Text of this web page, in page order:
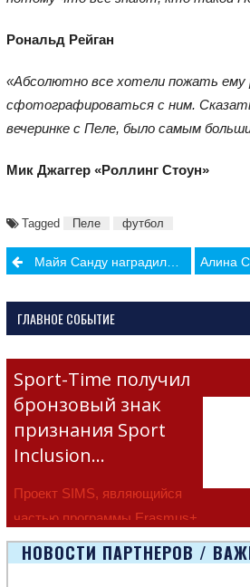
Рональд Рейган
«Абсолютно все хотели пожать ему
сфотографироваться с ним.
вечеринке с Пеле, было самым
Мик Джаггер «Роллинг Стоун»
Tagged Пеле футбол
PostМайя Санду наградила выдающихся спортсменов и тренеров Алина Стремоус
ГЛАВНОЕ СОБЫТИЕ
Sport-Time получил
бронзовый знак
признания Sport
Inclusion…
Проект SIMS, являющийся
частью программы Erasmus+
Европейско
НОВОСТИ ПАРТНЕРОВ /